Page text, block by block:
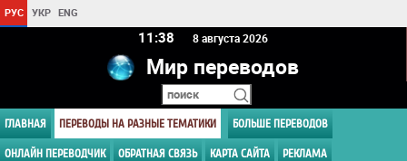
РУС УКР ENG
11 38 8 августа 2026
Мир переводов
ГЛАВНАЯ ПЕРЕВОДЫ НА РАЗНЫЕ ТЕМАТИКИ БОЛЬШЕ ПЕРЕВОДОВ
ОНЛАЙН ПЕРЕВОДЧИК ОБРАТНАЯ СВЯЗЬ КАРТА САЙТА РЕКЛАМА